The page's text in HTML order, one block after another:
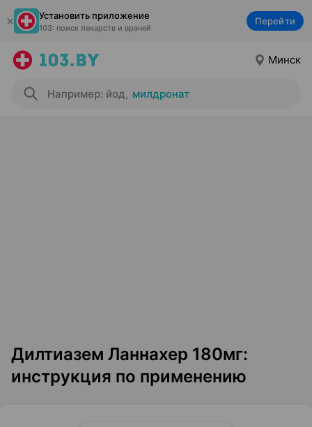
Установить приложение
103: поиск лекарств и врачей
Перейти
Минск
Например: йод, милдронат
Дилтиазем Ланнахер 180мг:
инструкция по применению